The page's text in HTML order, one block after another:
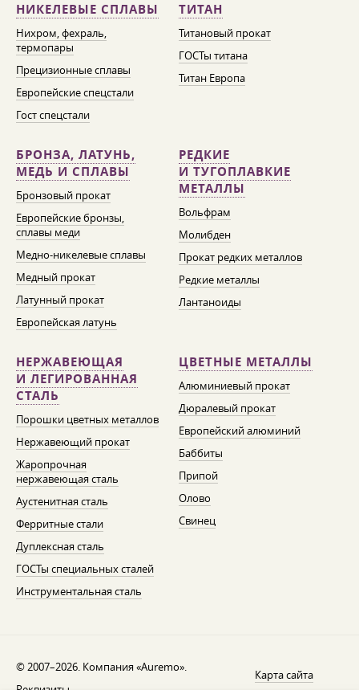
НИКЕЛЕВЫЕ СПЛАВЫ
Нихром, фехраль,
термопары
Прецизионные сплавы
Европейские спецстали
Гост спецстали
ТИТАН
Титановый прокат
ГОСТы титана
Титан Европа
БРОНЗА, ЛАТУНЬ,
МЕДЬ И СПЛАВЫ
Бронзовый прокат
Европейские бронзы,
сплавы меди
Медно-никелевые сплавы
Медный прокат
Латунный прокат
Европейская латунь
РЕДКИЕ
И ТУГОПЛАВКИЕ
МЕТАЛЛЫ
Вольфрам
Молибден
Прокат редких металлов
Редкие металлы
Лантаноиды
НЕРЖАВЕЮЩАЯ
И ЛЕГИРОВАННАЯ
СТАЛЬ
Порошки цветных металлов
Нержавеющий прокат
Жаропрочная
нержавеющая сталь
Аустенитная сталь
Ферритные стали
Дуплексная сталь
ГОСТы специальных сталей
Инструментальная сталь
ЦВЕТНЫЕ МЕТАЛЛЫ
Алюминиевый прокат
Дюралевый прокат
Европейский алюминий
Баббиты
Припой
Олово
Свинец
© 2007–2026. Компания «Auremo».
Карта сайта